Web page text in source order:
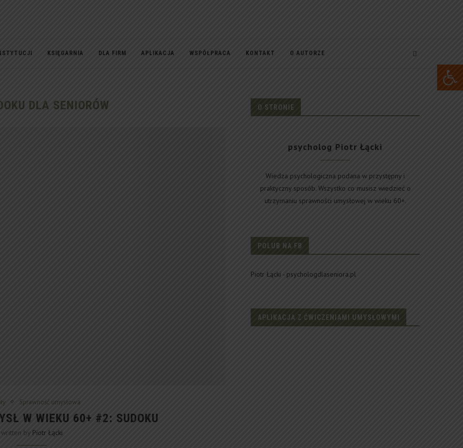
KSIĘGARNIA DLA FIRM APLIKACJA WSPÓŁPRACA KONTAKT O AUTORZE
DLA SENIORÓW
Sprawność umysłowa
W WIEKU 60+ #2: SUDOKU
written by Piotr Łącki
O STRONIE
psycholog Piotr Łącki
Wiedza psychologiczna podana w przystępny i
praktyczny sposób. Wszystko co musisz wiedzieć o
utrzymaniu sprawności umysłowej w wieku 60+.
POLUB NA FB
Piotr Łącki - psychologdlaseniora.pl
APLIKACJA Z ĆWICZENIAMI UMYSŁOWYMI